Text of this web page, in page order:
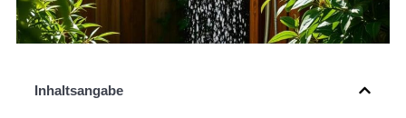
Inhaltsangabe